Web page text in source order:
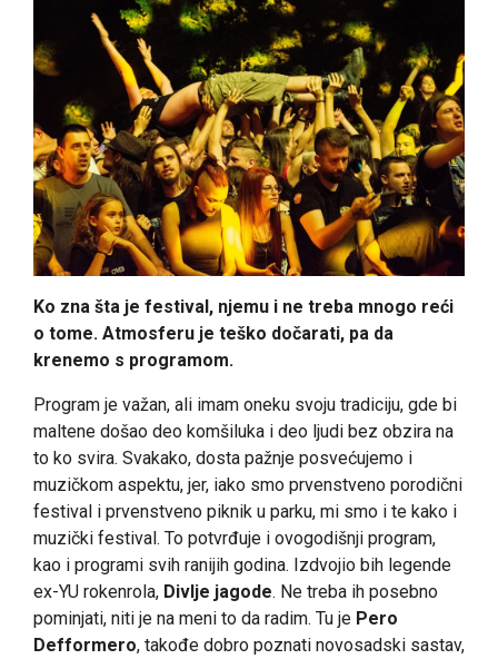
Ko zna šta je festival, njemu i ne treba mnogo reći
o tome. Atmosferu je teško dočarati, pa da
krenemo s programom.
Program je važan, ali imam oneku svoju tradiciju, gde bi
maltene došao deo komšiluka i deo ljudi bez obzira na
to ko svira. Svakako, dosta pažnje posvećujemo i
muzičkom aspektu, jer, iako smo prvenstveno porodični
festival i prvenstveno piknik u parku, mi smo i te kako i
muzički festival. To potvrđuje i ovogodišnji program,
kao i programi svih ranijih godina. Izdvojio bih legende
ex-YU rokenrola, Divlje jagode. Ne treba ih posebno
pominjati, niti je na meni to da radim. Tu je Pero
Defformero, takođe dobro poznati novosadski sastav,